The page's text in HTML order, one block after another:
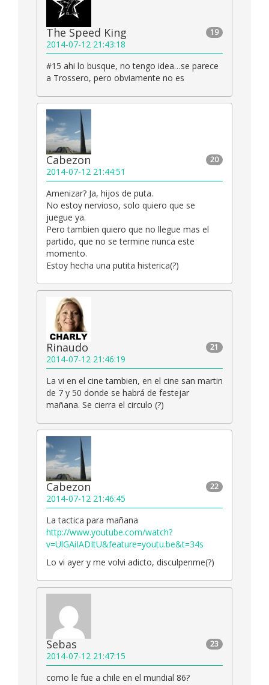
19
The Speed King
2014-07-12 21:43:18
#15 ahi lo busque, no tengo idea…se parece
a Trossero, pero obviamente no es
20
Cabezon
2014-07-12 21:44:51
Amenizar? Ja, hijos de puta.
No estoy nervioso, solo quiero que se
juegue ya.
Pero tambien quiero que no llegue mas el
partido, que no se termine nunca este
momento.
Estoy hecha una putita histerica(?)
21
Rinaudo
2014-07-12 21:46:19
La vi en el cine tambien, en el cine san martin
de 7 y 50 donde se habrá de festejar
mañana. Se cierra el circulo (?)
22
Cabezon
2014-07-12 21:46:45
La tactica para mañana
http://www.youtube.com/watch?
v=UlGAiIADItU&feature=youtu.be&t=34s
Lo vi ayer y me volvi adicto, disculpenme(?)
23
Sebas
2014-07-12 21:47:15
como le fue a chile en el mundial 86?